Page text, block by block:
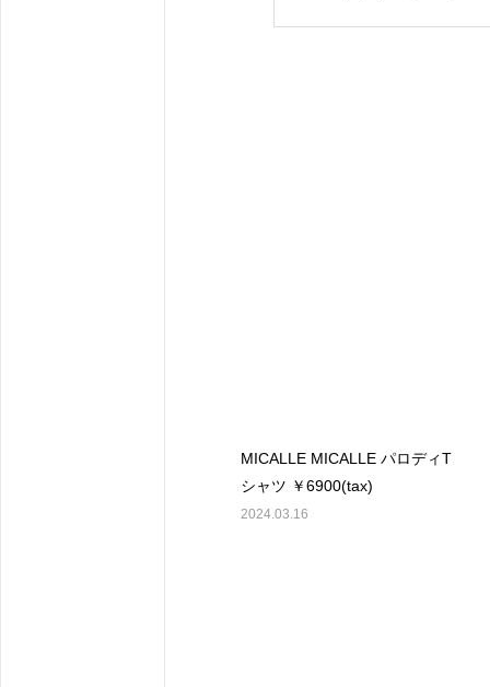
MICALLE MICALLE パロディT
シャツ ￥6900(tax)
2024.03.16